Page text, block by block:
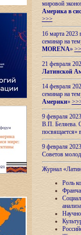
мировой
Америка в
>>>
16 марта 2023
семинар на
MORENA»
21 февраля
Латинской
14 февраля
семинар на
Америки»
9 февраля
В.П. Беляева.
посвящается»
9 февраля
Советов
Журнал
Роль
анализа